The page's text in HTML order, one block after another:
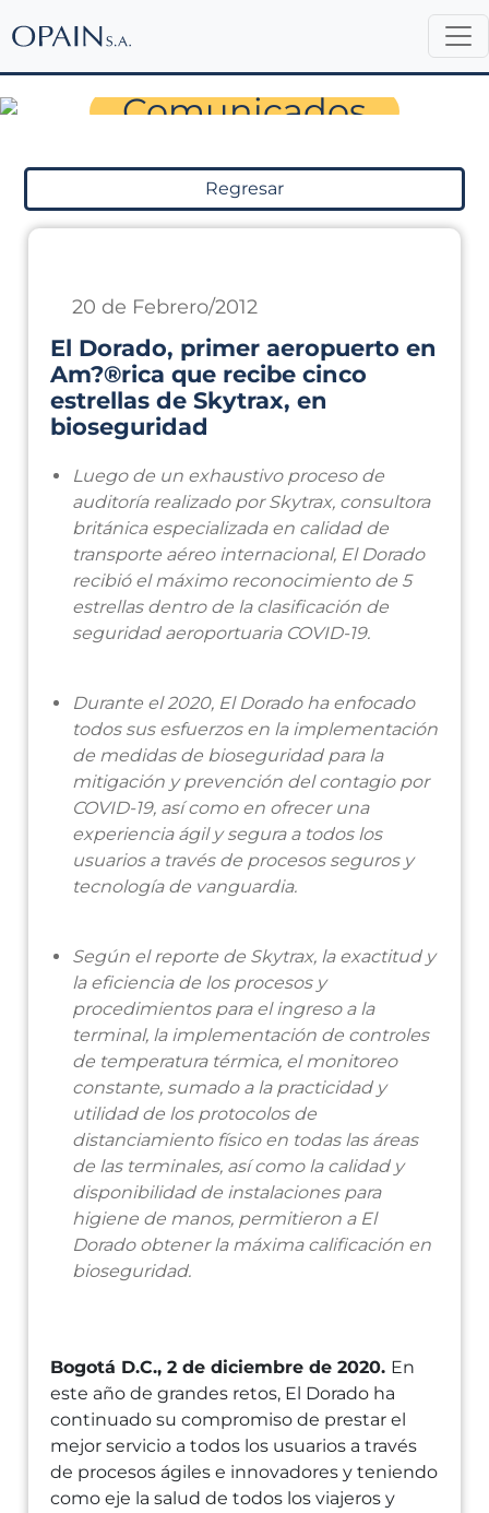
Sala de Prensa
Comunicados
Regresar
20 de Febrero/2012
El Dorado, primer aeropuerto en
Am?®rica que recibe cinco
estrellas de Skytrax, en
bioseguridad
Luego de un exhaustivo proceso de
auditoría realizado por Skytrax, consultora
británica especializada en calidad de
transporte aéreo internacional, El Dorado
recibió el máximo reconocimiento de 5
estrellas dentro de la clasificación de
seguridad aeroportuaria COVID-19.
Durante el 2020, El Dorado ha enfocado
todos sus esfuerzos en la implementación
de medidas de bioseguridad para la
mitigación y prevención del contagio por
COVID-19, así como en ofrecer una
experiencia ágil y segura a todos los
usuarios a través de procesos seguros y
tecnología de vanguardia.
Según el reporte de Skytrax, la exactitud y
la eficiencia de los procesos y
procedimientos para el ingreso a la
terminal, la implementación de controles
de temperatura térmica, el monitoreo
constante, sumado a la practicidad y
utilidad de los protocolos de
distanciamiento físico en todas las áreas
de las terminales, así como la calidad y
disponibilidad de instalaciones para
higiene de manos, permitieron a El
Dorado obtener la máxima calificación en
bioseguridad.
Bogotá D.C., 2 de diciembre de 2020. En
este año de grandes retos, El Dorado ha
continuado su compromiso de prestar el
mejor servicio a todos los usuarios a través
de procesos ágiles e innovadores y teniendo
como eje la salud de todos los viajeros y